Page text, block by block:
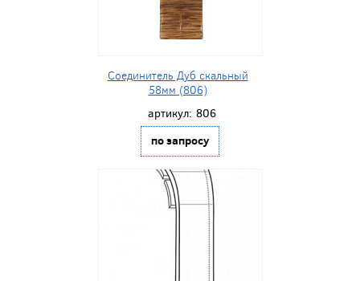
Соединитель Дуб скальный
58мм (806)
артикул: 806
по запросу